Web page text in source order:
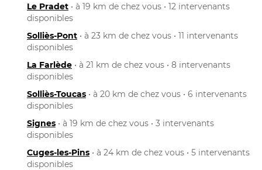
Le Pradet • à 19 km de chez vous • 12 intervenants
disponibles
Solliès-Pont • à 23 km de chez vous • 11 intervenants
disponibles
La Farlède • à 21 km de chez vous • 8 intervenants
disponibles
Solliès-Toucas • à 20 km de chez vous • 6 intervenants
disponibles
Signes • à 19 km de chez vous • 3 intervenants
disponibles
Cuges-les-Pins • à 24 km de chez vous • 5 intervenants
disponibles